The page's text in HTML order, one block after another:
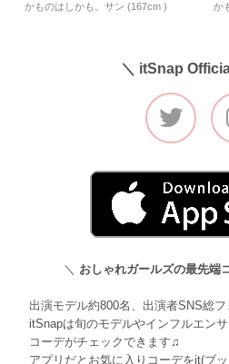
かものはしかも。サン (167cm )
か
＼ itSnap
＼ おしゃれガールズの最先端
出演モデル約800名、出演者SNS総
itSnapは旬のモデルやインフルエン
コーデがチェックできます♫
アプリだとお気に入りコーデをit(ブ